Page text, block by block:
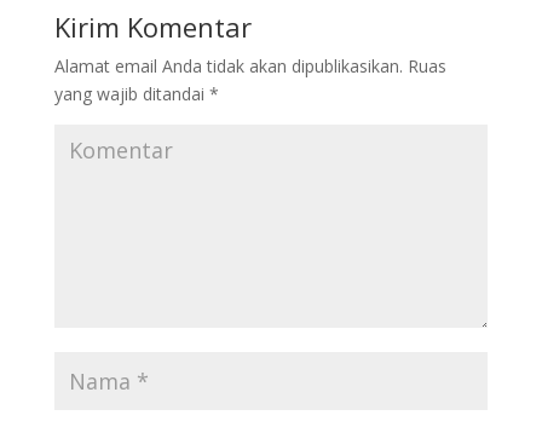
Kirim Komentar
Alamat email Anda tidak akan dipublikasikan. Ruas
yang wajib ditandai *